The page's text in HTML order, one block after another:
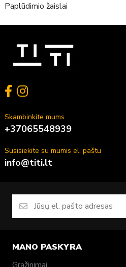
Paplūdimio žaislai
Skambinkite mums
+37065548939
Susisiekite su mumis el. paštu
info@titi.lt
MANO PASKYRA